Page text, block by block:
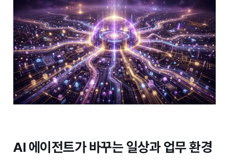
AI 에이전트가 바꾸는 일상과 업무 환경